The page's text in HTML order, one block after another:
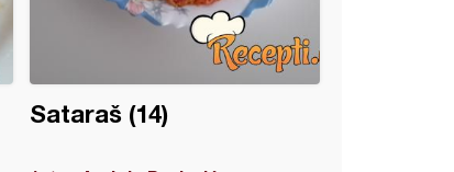
Sataraš (14)